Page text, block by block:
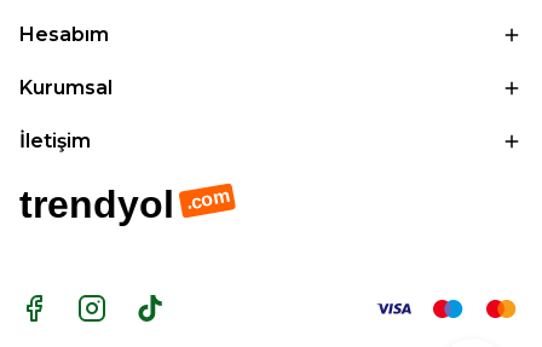
Hesabım
Kurumsal
İletişim
trendyol .com